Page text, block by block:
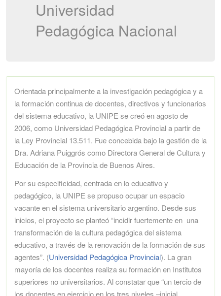
Universidad
Pedagógica Nacional
Orientada principalmente a la investigación pedagógica y a
la formación continua de docentes, directivos y funcionarios
del sistema educativo, la UNIPE se creó en agosto de
2006, como Universidad Pedagógica Provincial a partir de
la Ley Provincial 13.511. Fue concebida bajo la gestión de la
Dra. Adriana Puiggrós como Directora General de Cultura y
Educación de la Provincia de Buenos Aires.
Por su especificidad, centrada en lo educativo y
pedagógico, la UNIPE se propuso ocupar un espacio
vacante en el sistema universitario argentino. Desde sus
inicios, el proyecto se planteó “incidir fuertemente en una
transformación de la cultura pedagógica del sistema
educativo, a través de la renovación de la formación de sus
agentes”. (Universidad Pedagógica Provincial). La gran
mayoría de los docentes realiza su formación en Institutos
superiores no universitarios. Al constatar que “un tercio de
los docentes en ejercicio en los tres niveles –inicial,